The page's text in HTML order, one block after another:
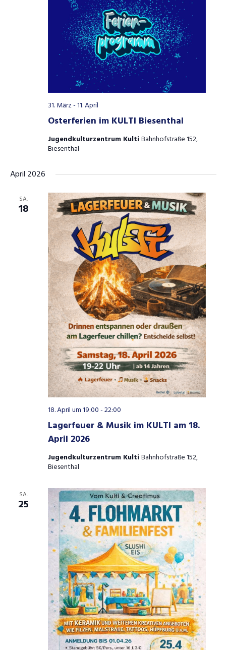
Osterferien im KULTI Biesenthal
31. März-11. April
Jugendkulturzentrum KultiBahnhofstraße 152,
Biesenthal
April 2026
SA.
18
Lagerfeuer & Musik im KULTI am 18.
April 2026
18. April um 19:00-22:00
Jugendkulturzentrum KultiBahnhofstraße 152,
Biesenthal
SA.
25